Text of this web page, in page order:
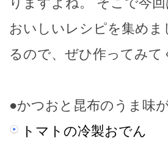
おいしいレシピを集め
るので、ぜひ作ってみ
●かつおと昆布のうま味
トマトの冷製おでん